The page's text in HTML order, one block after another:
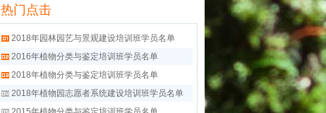
热门点击
2018年园林园艺与景观建设培训班学员名单
2016年植物分类与鉴定培训班学员名单
2018年植物分类与鉴定培训班学员名单
2018年植物园志愿者系统建设培训班学员名单